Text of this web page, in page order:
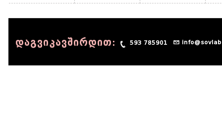
დაგვიკავშირდით: 593 785901